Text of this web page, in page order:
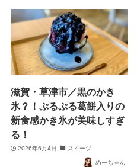
滋賀・草津市／黒のかき
氷？！ぷるぷる葛餅入りの
新食感かき氷が美味しすぎ
る！
2026年6月4日 スイーツ
めーちゃん